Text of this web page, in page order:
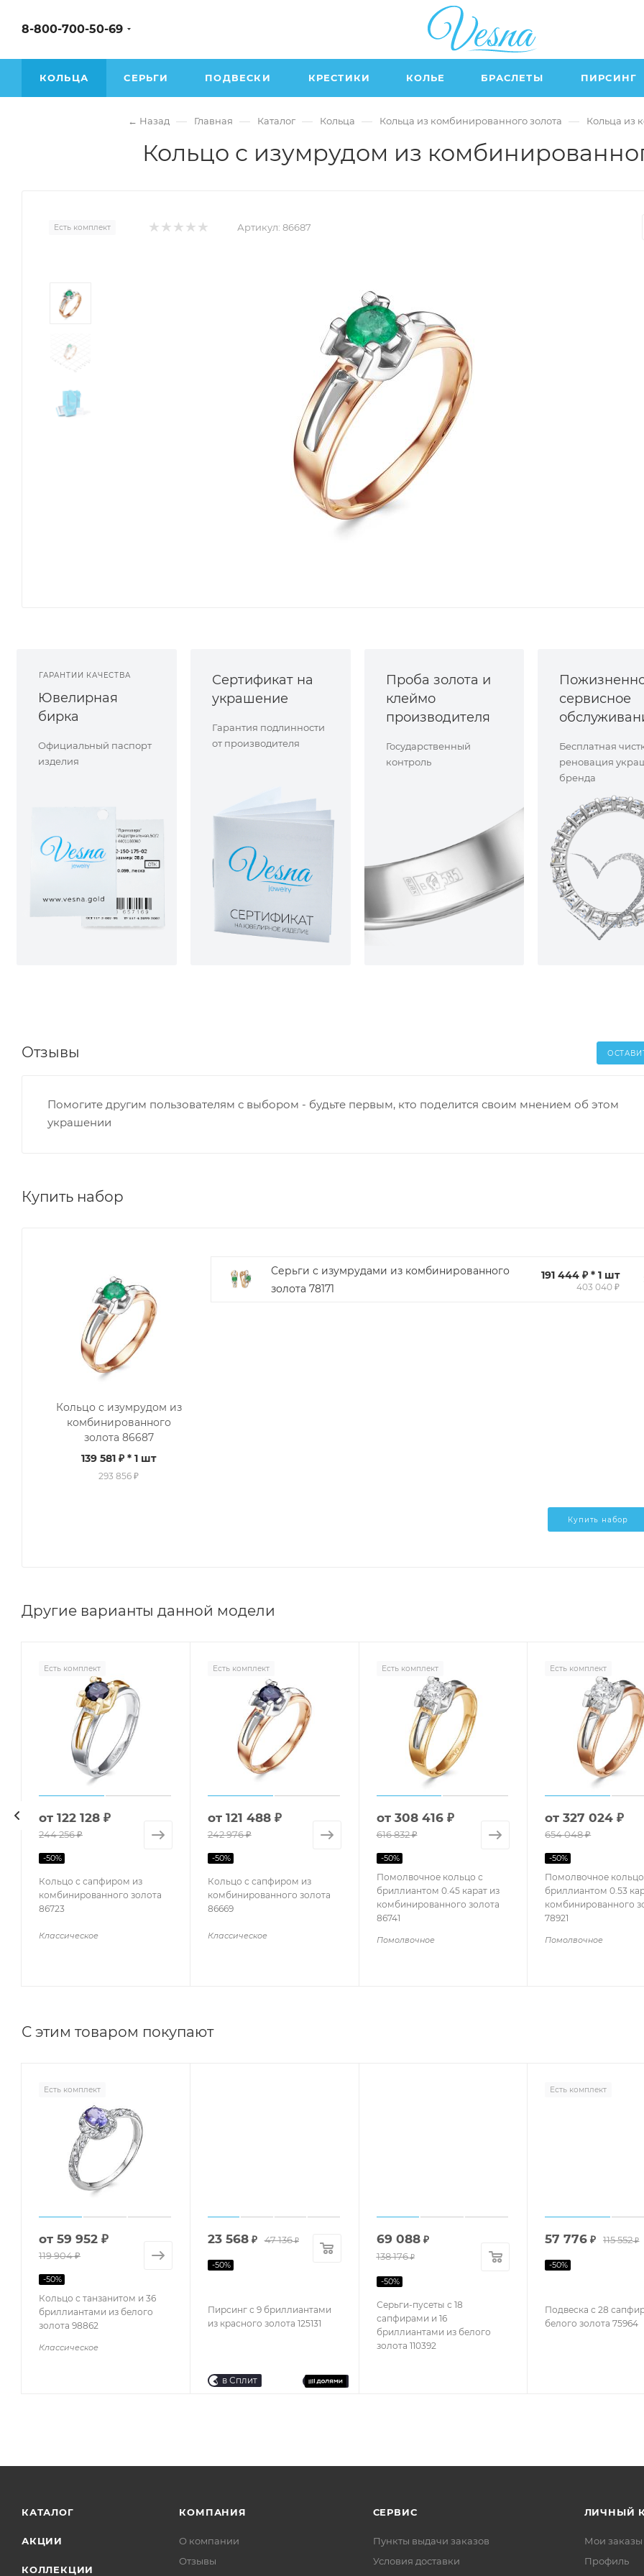
8-800-700-50-69
КОЛЬЦА СЕРЬГИ ПОДВЕСКИ КРЕСТИКИ КОЛЬЕ БРАСЛЕТЫ ПИРСИНГ
← Назад — Главная — Каталог — Кольца — Кольца из комбинированного золота — Кольца из
Кольцо с изумрудом из
Есть комплект Артикул: 86687
ГАРАНТИИ КАЧЕСТВА
Ювелирная
бирка
Официальный паспорт
изделия
Сертификат на
украшение
Гарантия подлинности
от производителя
Проба золота и
клеймо
производителя
Государственный
контроль
сервисное
Бесплатная
реновация
бренда
Отзывы
Помогите другим пользователям с выбором - будьте первым, кто поделится своим мнением об этом
украшении
Купить набор
Кольцо с изумрудом из
комбинированного
золота 86687
139 581 ₽ * 1 шт
293 856 ₽
Серьги с изумрудами из комбинированного
золота 78171
191 444 ₽ * 1 шт
403 040 ₽
Купить набор
Другие варианты данной модели
Есть комплект
Кольцо с сапфиром из
комбинированного золота
86723
Классическое
от 122 128 ₽
244 256 ₽
-50%
Есть комплект
Кольцо с сапфиром из
комбинированного золота
86669
Классическое
от 121 488 ₽
242 976 ₽
-50%
Есть комплект
Помолвочное кольцо с
бриллиантом 0.45 карат из
комбинированного золота
86741
Помолвочное
от 308 416 ₽
616 832 ₽
-50%
Есть комплект
Помолвочное кольцо
бриллиантом 0.53
комбинированного
78921
Помолвочное
от327 024 ₽
654 048 ₽
-50%
С этим товаром покупают
Есть комплект
Кольцо с танзанитом и 36
бриллиантами из белого
золота 98862
Классическое
от 59 952 ₽
119 904 ₽
-50%
Пирсинг с 9 бриллиантами
из красного золота 125131
23 568₽ 47 136₽
-50%
в Сплит
Серьги-пусеты с 18
сапфирами и 16
бриллиантами из белого
золота 110392
69 088₽
138 176₽
-50%
Есть комплект
Подвеска с 28
белого золота 75964
57 776 ₽ 115 552₽
-50%
КАТАЛОГ
АКЦИИ
КОЛЛЕКЦИИ
КОМПАНИЯ
О компании
Отзывы
СЕРВИС
Пункты выдачи заказов
Условия доставки
ЛИЧНЫЙ
Мои заказы
Профиль